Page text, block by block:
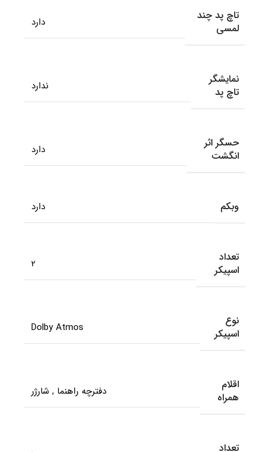
تاچ پد چند
لمسی
دارد
نمایشگر
تاچ پد
ندارد
حسگر اثر
انگشت
دارد
وبکم دارد
تعداد
اسپیکر
2
نوع
اسپیکر
Dolby Atmos
اقلام
همراه
دفترچه راهنما , شارژر
تعداد